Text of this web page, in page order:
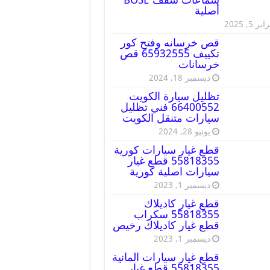
أصلية
5, 2025
قص خرسانه وفتح كور
تكييف 65932555 قص
خرسانات
ديسمبر 18, 2024
تظليل سيارة الكويت
66400552 فني تظليل
سيارات متنقل الكويت
يونيو 28, 2024
قطع غيار سيارات كورية
55818355 قطع غيار
سيارات اصلية كورية
ديسمبر 1, 2023
قطع غيار كاديلاك
55818355 سكراب
قطع غيار كاديلاك رخيص
ديسمبر 1, 2023
قطع غيار سيارات المانية